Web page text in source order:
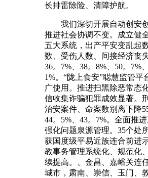
长排雷除险、清障护航。
我们深切开展自动创安
推进社会协调不变。成立健
五大系统，出产平安变乱起
数、受伤人数、间接经济丧
36。7%、38。8%、50。7%、
1%。“陇上食安”聪慧监管平
广使用。推进扫黑除恶常态
信收集诈骗犯罪成效显著。
治安案件、命案数别离下降55
44。5%、43。7%。全面推进
强化问题泉源管理。35个处
获国度级平易近族连合前进
教事务管理系统化、规范化
续提高。、金昌、嘉峪关连
城市，肃南、崇信、玉门、